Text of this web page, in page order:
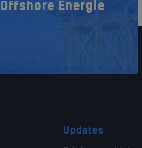
Offshore Energie
Updates